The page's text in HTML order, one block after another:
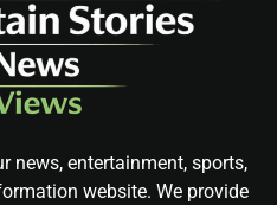
news, entertainment, sports,
website. We provide